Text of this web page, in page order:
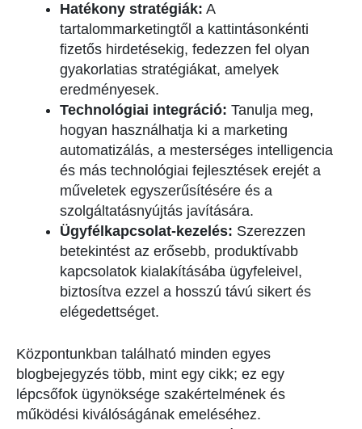
Hatékony stratégiák: A
tartalommarketingtől a kattintásonkénti
fizetős hirdetésekig, fedezzen fel olyan
gyakorlatias stratégiákat, amelyek
eredményesek.
Technológiai integráció: Tanulja meg,
hogyan használhatja ki a marketing
automatizálás, a mesterséges intelligencia
és más technológiai fejlesztések erejét a
műveletek egyszerűsítésére és a
szolgáltatásnyújtás javítására.
Ügyfélkapcsolat-kezelés: Szerezzen
betekintést az erősebb, produktívabb
kapcsolatok kialakításába ügyfeleivel,
biztosítva ezzel a hosszú távú sikert és
elégedettséget.
Központunkban található minden egyes
blogbejegyzés több, mint egy cikk; ez egy
lépcsőfok ügynöksége szakértelmének és
működési kiválóságának emeléséhez.